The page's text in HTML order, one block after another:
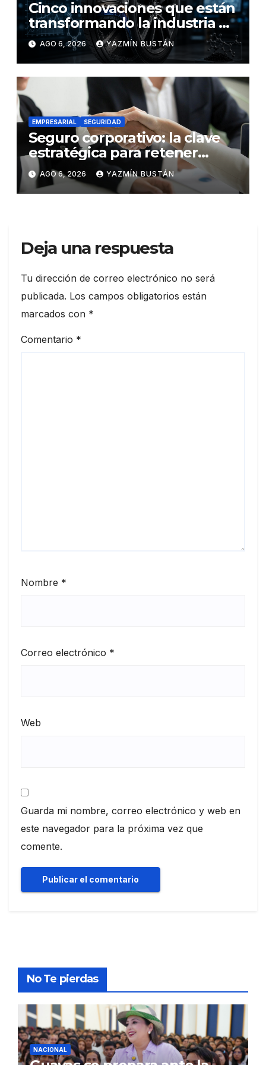
Cinco innovaciones que están
transformando la industria de
los neumáticos y redefinen el
futuro de la movilidad
AGO 6, 2026 YAZMÍN BUSTÁN
EMPRESARIAL SEGURIDAD
Seguro corporativo: la clave
estratégica para retener
talento en Ecuador
AGO 6, 2026 YAZMÍN BUSTÁN
Deja una respuesta
Tu dirección de correo electrónico no será
publicada. Los campos obligatorios están
marcados con *
Comentario *
Nombre *
Correo electrónico *
Web
Guarda mi nombre, correo electrónico y web en
este navegador para la próxima vez que
comente.
No Te pierdas
NACIONAL